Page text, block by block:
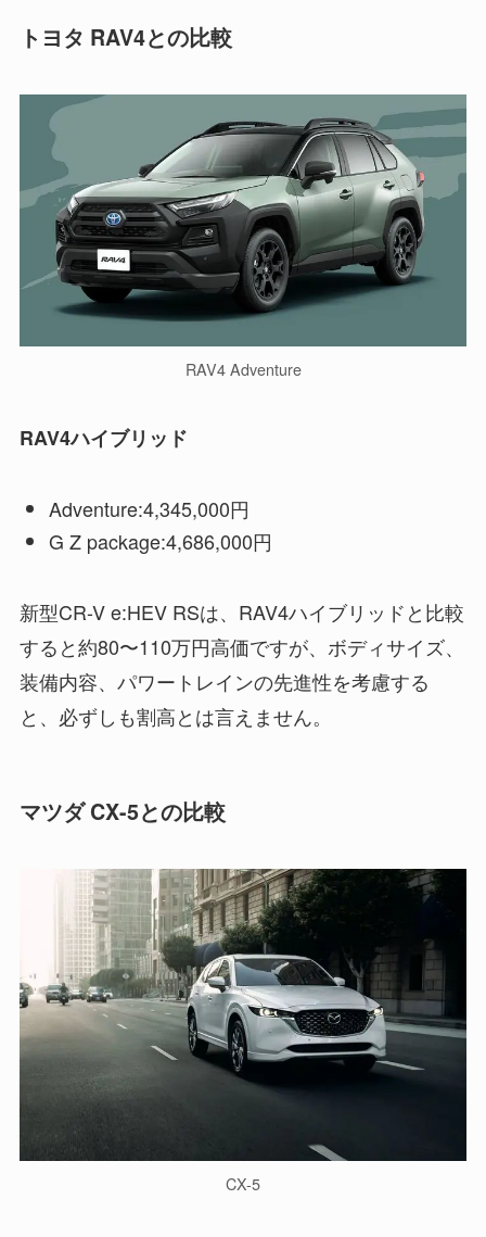
トヨタ RAV4との比較
RAV4 Adventure
RAV4ハイブリッド
Adventure:4,345,000円
G Z package:4,686,000円
新型CR-V e:HEV RSは、RAV4ハイブリッドと比較
すると約80〜110万円高価ですが、ボディサイズ、
装備内容、パワートレインの先進性を考慮する
と、必ずしも割高とは言えません。
マツダ CX-5との比較
CX-5